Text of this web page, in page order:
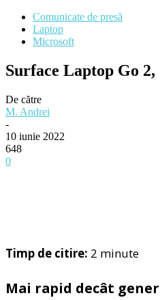
Comunicate de presă
Laptop
Microsoft
Surface Laptop Go
De către
M. Andrei
-
10 iunie 2022
648
0
Timp de citire: 2 minute
Mai rapid decât